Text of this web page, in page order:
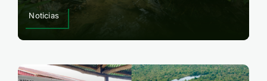
Noticias